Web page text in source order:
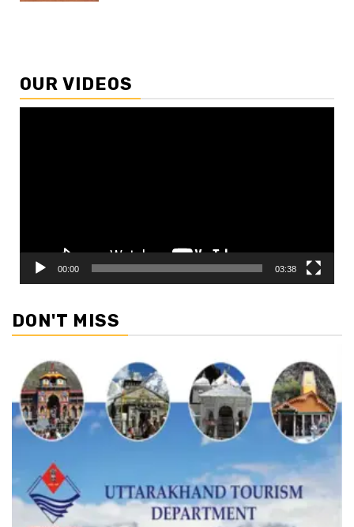
OUR VIDEOS
00:00 03:38
DON'T MISS